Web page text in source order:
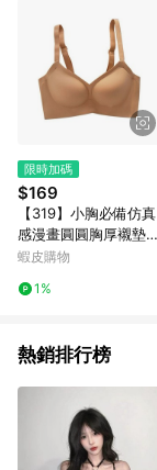
限時加碼
$169
【319】小胸必備仿真
感漫畫圓圓胸厚襯墊無
痕內衣小胸部集中內衣
乳內衣
蝦皮購物
1%
熱銷排行榜